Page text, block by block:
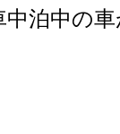
泊中の